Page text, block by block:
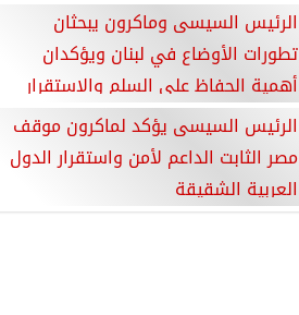
الرئيس السيسى وماكرون يبحثان
تطورات الأوضاع في لبنان ويؤكدان
أهمية الحفاظ على السلم والاستقرار
الرئيس السيسى يؤكد لماكرون موقف
مصر الثابت الداعم لأمن واستقرار الدول
العربية الشقيقة